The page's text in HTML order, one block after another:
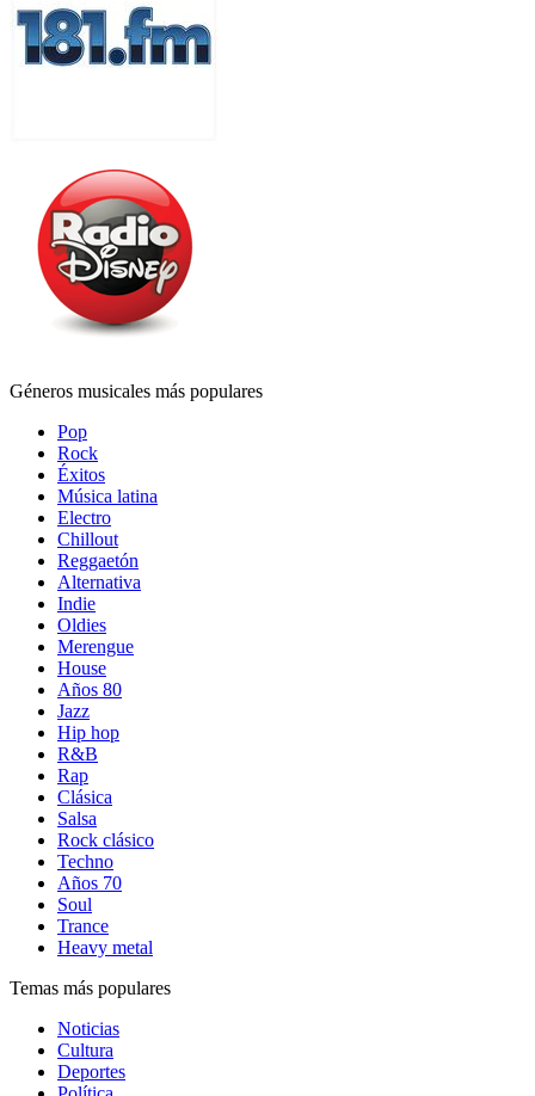
Géneros musicales más populares
Pop
Rock
Éxitos
Música latina
Electro
Chillout
Reggaetón
Alternativa
Indie
Oldies
Merengue
House
Años 80
Jazz
Hip hop
R&B
Rap
Clásica
Salsa
Rock clásico
Techno
Años 70
Soul
Trance
Heavy metal
Temas más populares
Noticias
Cultura
Deportes